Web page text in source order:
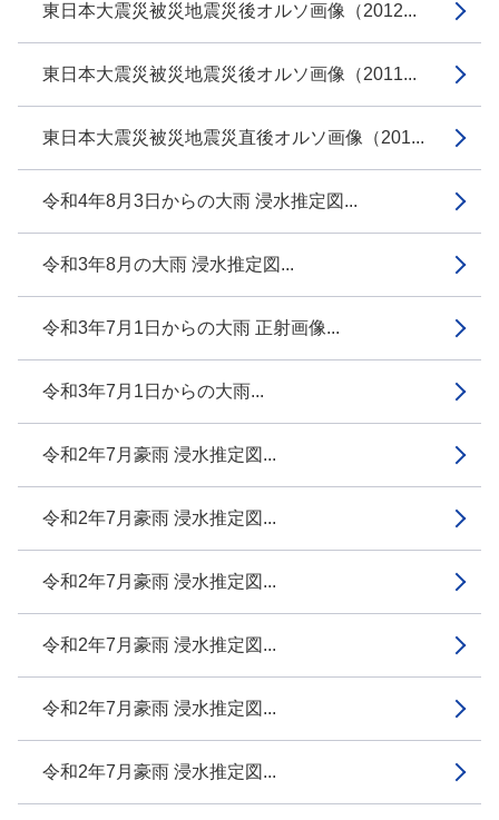
東日本大震災被災地震災後オルソ画像（2012...
東日本大震災被災地震災後オルソ画像（2011...
東日本大震災被災地震災直後オルソ画像（201...
令和4年8月3日からの大雨 浸水推定図...
令和3年8月の大雨 浸水推定図...
令和3年7月1日からの大雨 正射画像...
令和3年7月1日からの大雨...
令和2年7月豪雨 浸水推定図...
令和2年7月豪雨 浸水推定図...
令和2年7月豪雨 浸水推定図...
令和2年7月豪雨 浸水推定図...
令和2年7月豪雨 浸水推定図...
令和2年7月豪雨 浸水推定図...